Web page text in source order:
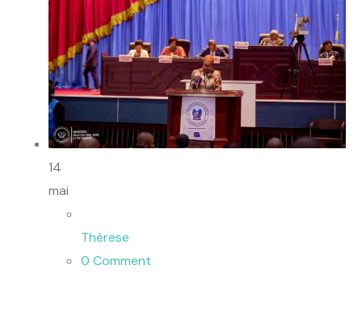
14
mai
Thèrese
0 Comment